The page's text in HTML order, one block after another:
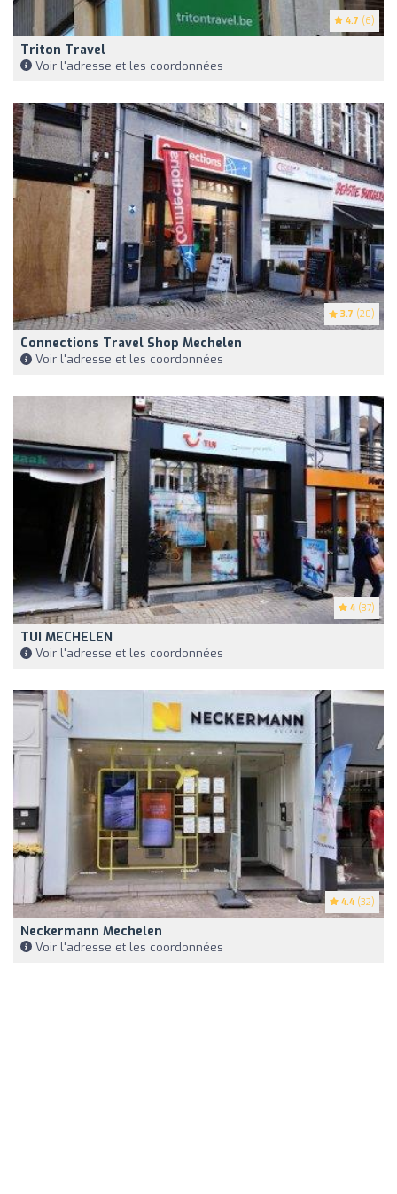
4.7 (6)
Triton Travel
Voir l'adresse et les coordonnées
3.7 (20)
Connections Travel Shop Mechelen
Voir l'adresse et les coordonnées
4 (37)
TUI MECHELEN
Voir l'adresse et les coordonnées
4.4 (32)
Neckermann Mechelen
Voir l'adresse et les coordonnées